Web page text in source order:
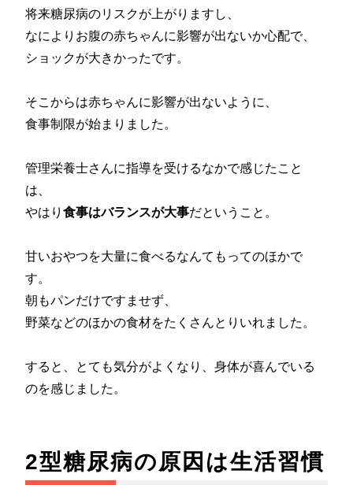
将来糖尿病のリスクが上がりますし、
なによりお腹の赤ちゃんに影響が出ないか心配で、
ショックが大きかったです。
そこからは赤ちゃんに影響が出ないように、
食事制限が始まりました。
管理栄養士さんに指導を受けるなかで感じたこと
は、
やはり食事はバランスが大事だということ。
甘いおやつを大量に食べるなんてもってのほかで
す。
朝もパンだけですませず、
野菜などのほかの食材をたくさんとりいれました。
すると、とても気分がよくなり、身体が喜んでいる
のを感じました。
2型糖尿病の原因は生活習慣